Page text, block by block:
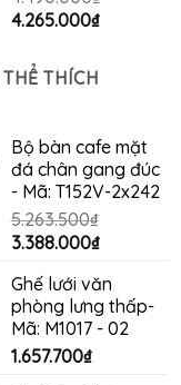
Giá
là:
4.490.000₫.
4.265.000₫Giá
THÍCH
Bộ bàn cafe mặt
đá chân gang đúc
- Mã: T152V-2x242
5.263.500₫
Giá
là:
5.263.500₫.
3.388.000₫Giá
tại
là:
3.388.000₫.
Ghế lưới văn
phòng lưng thấp-
Mã: M1017 - 02
1.657.700₫